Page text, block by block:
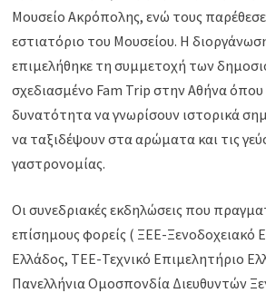
Μουσείο Ακρόπολης, ενώ τους
εστιατόριο του Μουσείου. Η
επιμελήθηκε τη συμμετοχή των
σχεδιασμένο Fam Trip στην Αθήνα όπου
δυνατότητα να γνωρίσουν ιστορικά
να ταξιδέψουν στα αρώματα και τις
γαστρονομίας.
Οι συνεδριακές εκδηλώσεις που
επίσημους φορείς ( ΞΕΕ-Ξενοδοχειακό
Ελλάδος, ΤΕΕ-Τεχνικό Επιμελητήριο
Πανελλήνια Ομοσπονδία Διευθυντών